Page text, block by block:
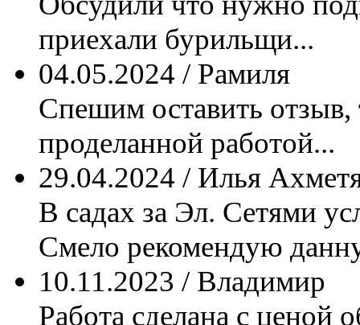
приехали бурильщи...
04.05.2024 / Рамиля
Спешим оставить отзыв,
проделанной работой...
29.04.2024 / Илья
В садах за Эл. Сетями
Смело рекомендую
10.11.2023 / Владимир
Работа сделана с ценой